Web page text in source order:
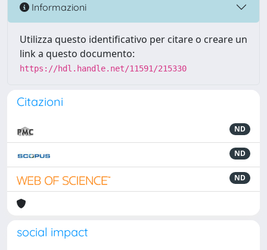
Informazioni
Utilizza questo identificativo per citare o creare un
link a questo documento:
https://hdl.handle.net/11591/215330
Citazioni
ND
ND
ND
social impact